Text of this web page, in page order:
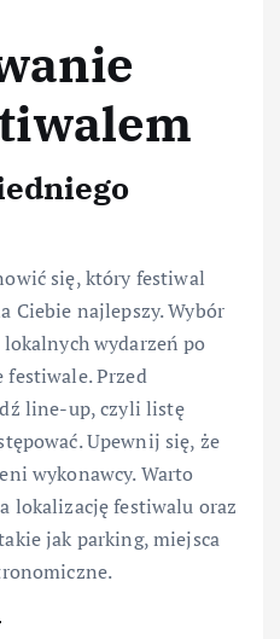
się, który festiwal
Ciebie najlepszy. Wybór
wydarzeń po
Przed
line-up, czyli listę
Upewnij się, że
wykonawcy. Warto
lokalizację festiwalu oraz
jak parking, miejsca